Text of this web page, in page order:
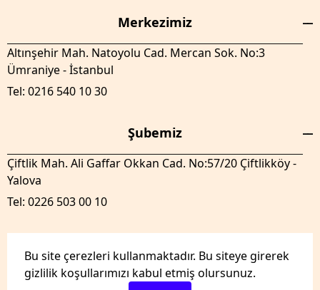
Bu site çerezleri kullanmaktadır. Bu siteye girerek
gizlilik koşullarımızı kabul etmiş olursunuz.
Merkezimiz
Altınşehir Mah. Natoyolu Cad. Mercan Sok. No:3
Ümraniye - İstanbul
Tel: 0216 540 10 30
Şubemiz
Çiftlik Mah. Ali Gaffar Okkan Cad. No:57/20 Çiftlikköy -
Yalova
Tel: 0226 503 00 10